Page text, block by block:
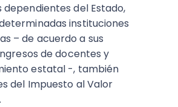
dependientes del Estado,
instituciones
– de acuerdo a sus
de docentes y
estatal -, también
del Impuesto al Valor